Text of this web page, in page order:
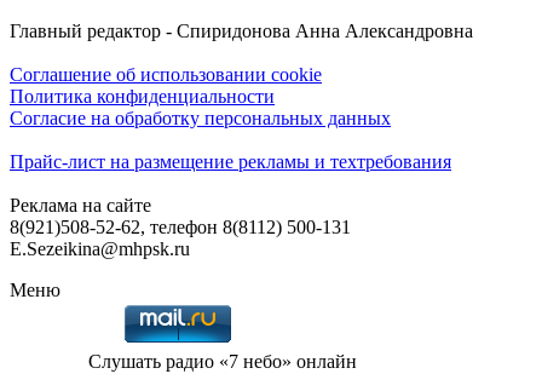
Главный редактор - Спиридонова Анна Александровна
Соглашение об использовании cookie
Политика конфиденциальности
Согласие на обработку персональных данных
Прайс-лист на размещение рекламы и техтребования
Реклама на сайте
8(921)508-52-62, телефон 8(8112) 500-131
E.Sezeikina@mhpsk.ru
Меню
Слушать радио «7 небо» онлайн